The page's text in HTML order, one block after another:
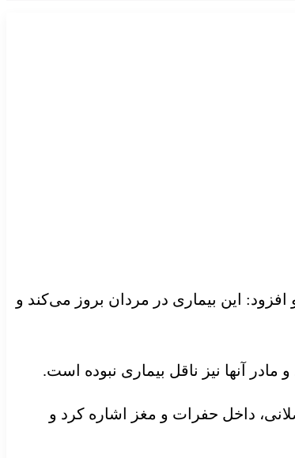
این بیماری در مردان بروز می‌کند و
داخل حفرات و مغز اشاره کرد و